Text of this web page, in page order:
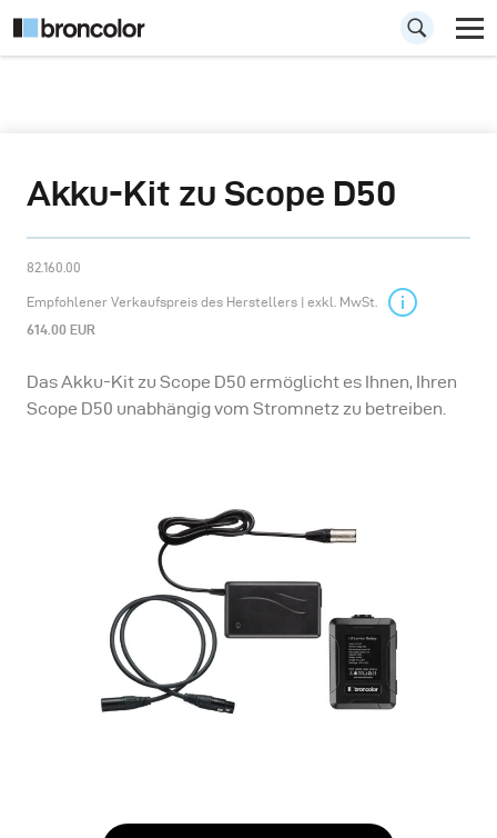
Akku-Kit zu Scope D50
82.160.00
Empfohlener Verkaufspreis des Herstellers | exkl. MwSt.
614.00 EUR
Das Akku-Kit zu Scope D50 ermöglicht es Ihnen, Ihren
Scope D50 unabhängig vom Stromnetz zu betreiben.